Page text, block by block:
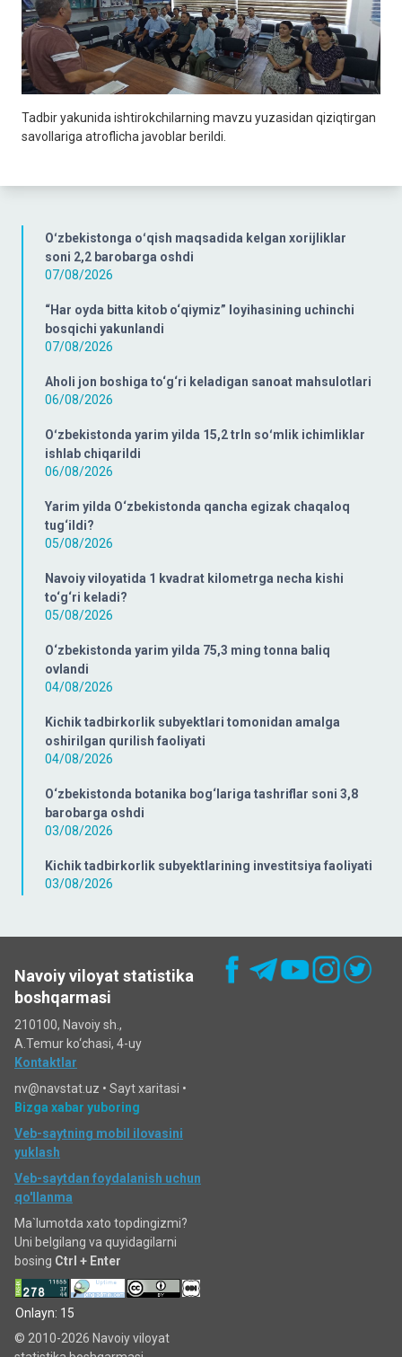
Oʻzbekistonga oʻqish maqsadida kelgan xorijliklar
soni 2,2 barobarga oshdi
07/08/2026
“Har oyda bitta kitob o‘qiymiz” loyihasining uchinchi
bosqichi yakunlandi
07/08/2026
Aholi jon boshiga to‘g‘ri keladigan sanoat mahsulotlari
06/08/2026
Oʻzbekistonda yarim yilda 15,2 trln soʻmlik ichimliklar
ishlab chiqarildi
06/08/2026
Yarim yilda O‘zbekistonda qancha egizak chaqaloq
tug‘ildi?
05/08/2026
Navoiy viloyatida 1 kvadrat kilometrga necha kishi
to‘g‘ri keladi?
05/08/2026
O‘zbekistonda yarim yilda 75,3 ming tonna baliq
ovlandi
04/08/2026
Kichik tadbirkorlik subyektlari tomonidan amalga
oshirilgan qurilish faoliyati
04/08/2026
O‘zbekistonda botanika bog‘lariga tashriflar soni 3,8
barobarga oshdi
03/08/2026
Kichik tadbirkorlik subyektlarining investitsiya faoliyati
03/08/2026
Tadbir yakunida ishtirokchilarning mavzu yuzasidan qiziqtirgan
savollariga atroflicha javoblar berildi.
Navoiy viloyat statistika
boshqarmasi
210100, Navoiy sh.,
A.Temur ko‘chаsi, 4-uy
Kontaktlar
nv@navstat.uz • Sayt xaritasi •
Bizga xabar yuboring
Veb-saytning mobil ilovasini
yuklash
Veb-saytdan foydalanish uchun
qo'llanma
Ma`lumotda xato topdingizmi?
Uni belgilang va quyidagilarni
bosing Ctrl + Enter
Onlayn: 15
© 2010-2026 Navoiy viloyat